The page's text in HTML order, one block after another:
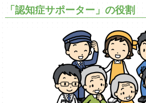
「認知症サポーター」の役割